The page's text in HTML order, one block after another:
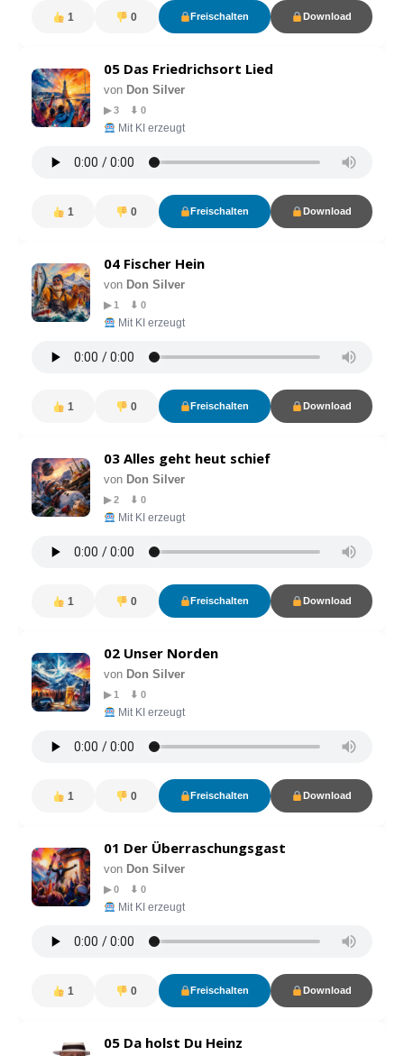
1 0 Freischalten Download
05 Das Friedrichsort Lied
von Don Silver
▶ 3 ⬇ 0
Mit KI erzeugt
1 0 Freischalten Download
04 Fischer Hein
von Don Silver
▶ 1 ⬇ 0
Mit KI erzeugt
1 0 Freischalten Download
03 Alles geht heut schief
von Don Silver
▶ 2 ⬇ 0
Mit KI erzeugt
1 0 Freischalten Download
02 Unser Norden
von Don Silver
▶ 1 ⬇ 0
Mit KI erzeugt
1 0 Freischalten Download
01 Der Überraschungsgast
von Don Silver
▶ 0 ⬇ 0
Mit KI erzeugt
1 0 Freischalten Download
05 Da holst Du Heinz